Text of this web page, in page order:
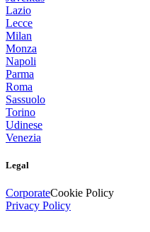
Lazio
Lecce
Milan
Monza
Napoli
Parma
Roma
Sassuolo
Torino
Udinese
Venezia
Legal
CorporateCookie Policy
Privacy Policy